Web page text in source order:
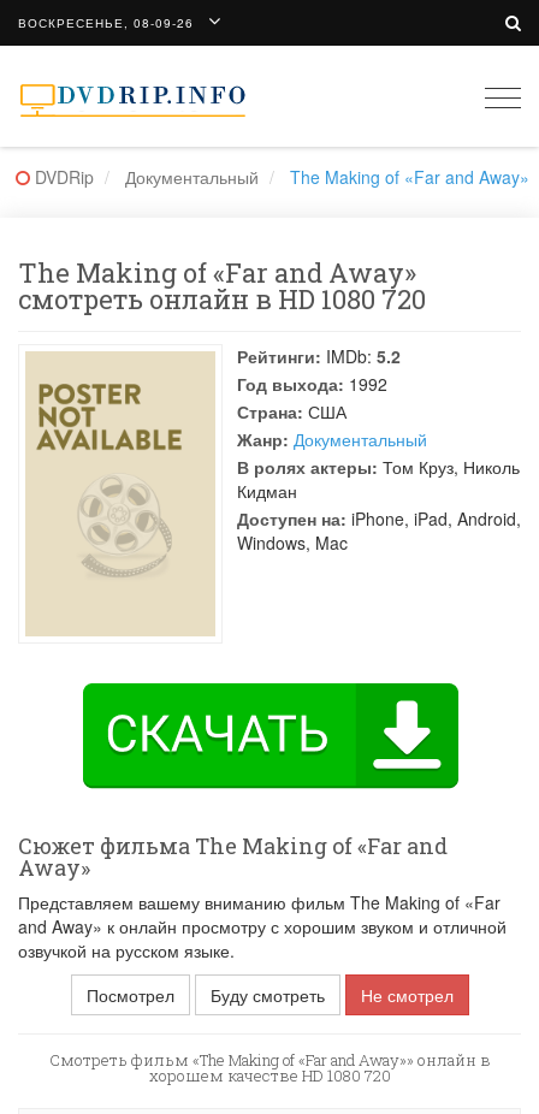
ВОСКРЕСЕНЬЕ, 08-09-26
DVDRip Документальный The Making of «Far and Away»
The Making of «Far and Away»
смотреть онлайн в HD 1080 720
Рейтинги: IMDb: 5.2
Год выхода: 1992
Страна: США
Жанр: Документальный
В ролях актеры: Том Круз, Николь
Кидман
Доступен на: iPhone, iPad, Android,
Windows, Mac
Сюжет фильма The Making of «Far and
Away»
Представляем вашему вниманию фильм The Making of «Far
and Away» к онлайн просмотру с хорошим звуком и отличной
озвучкой на русском языке.
Посмотрел
Буду смотреть Не смотрел
Смотреть фильм «The Making of «Far and Away»» онлайн в
хорошем качестве HD 1080 720